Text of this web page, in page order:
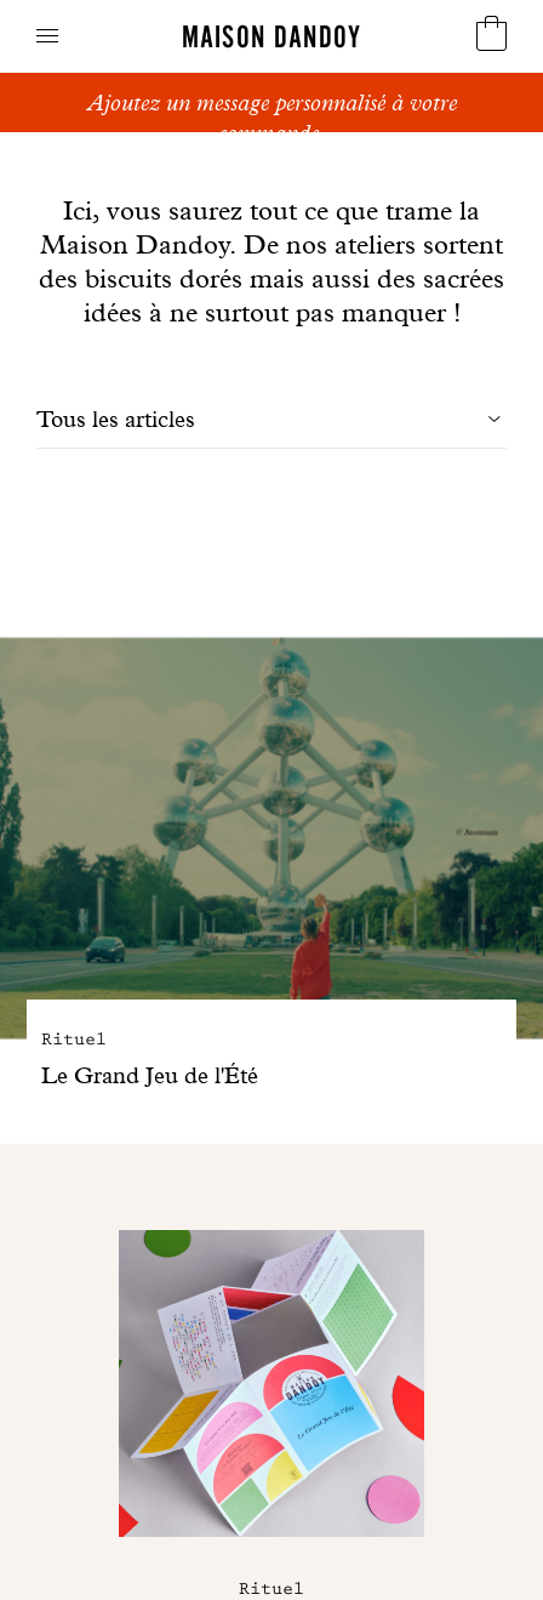
MAISON DANDOY
Speculoos
Pains sucrés
Gâteaux
Manifesto
Dandoy Family
Boutiques
Mon compte
E-Shop
Ajoutez un message personnalisé à votre
commande.
Ici, vous saurez tout ce que trame la
Maison Dandoy. De nos ateliers sortent
des biscuits dorés mais aussi des sacrées
idées à ne surtout pas manquer !
Filtrer
Tous les articles
Rituel
Le Grand Jeu de l'Été
Rituel